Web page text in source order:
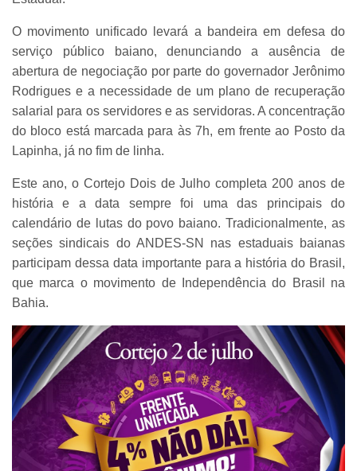
O movimento unificado levará a bandeira em defesa do
serviço público baiano, denunciando a ausência de
abertura de negociação por parte do governador Jerônimo
Rodrigues e a necessidade de um plano de recuperação
salarial para os servidores e as servidoras. A concentração
do bloco está marcada para às 7h, em frente ao Posto da
Lapinha, já no fim de linha.
Este ano, o Cortejo Dois de Julho completa 200 anos de
história e a data sempre foi uma das principais do
calendário de lutas do povo baiano. Tradicionalmente, as
seções sindicais do ANDES-SN nas estaduais baianas
participam dessa data importante para a história do Brasil,
que marca o movimento de Independência do Brasil na
Bahia.